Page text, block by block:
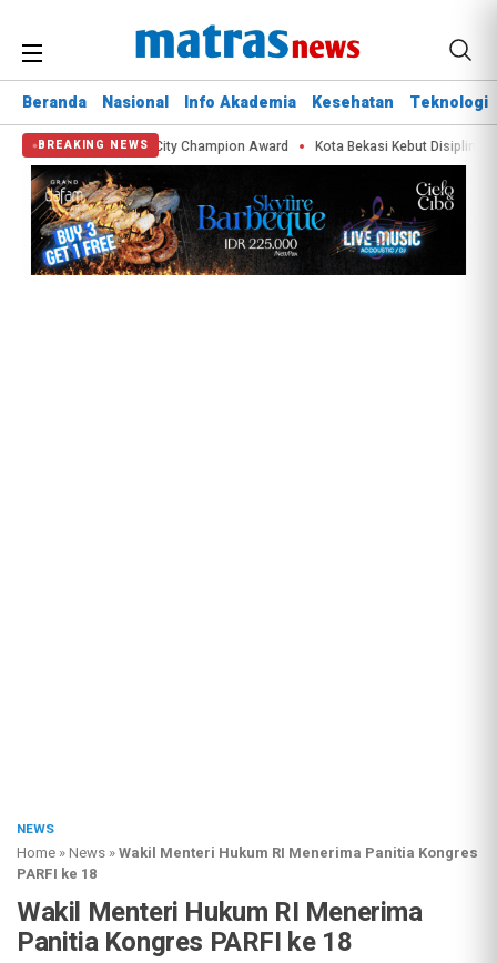
Beranda Nasional Info Akademia Kesehatan Teknologi
BREAKING NEWS
Raih APEX Green City Champion Award Kota Bekasi Kebut Disiplin
NEWS
Home »News »Wakil Menteri Hukum RI Menerima Panitia Kongres
PARFI ke 18
Wakil Menteri Hukum RI Menerima
Panitia Kongres PARFI ke 18